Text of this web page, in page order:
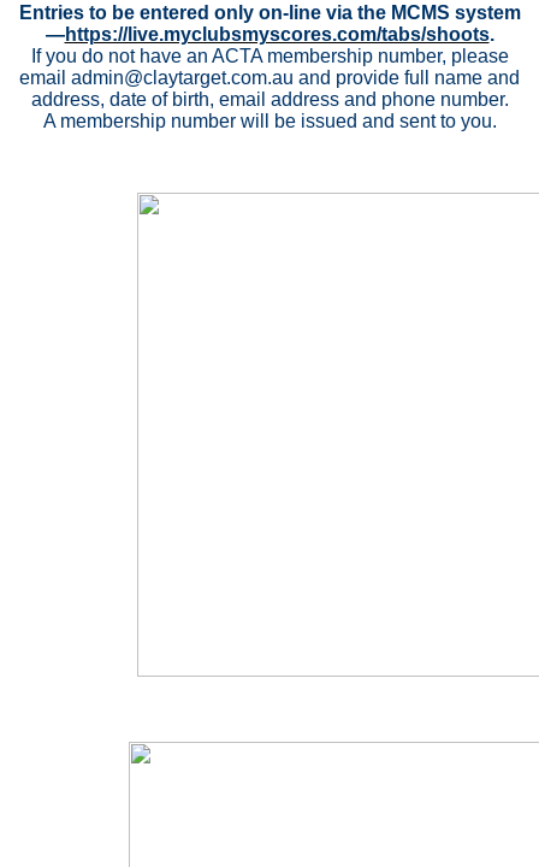
Entries to be entered only on-line via the MCMS system
—https://live.myclubsmyscores.com/tabs/shoots.
If you do not have an ACTA membership number, please
email admin@claytarget.com.au and provide full name and
address, date of birth, email address and phone number.
A membership number will be issued and sent to you.